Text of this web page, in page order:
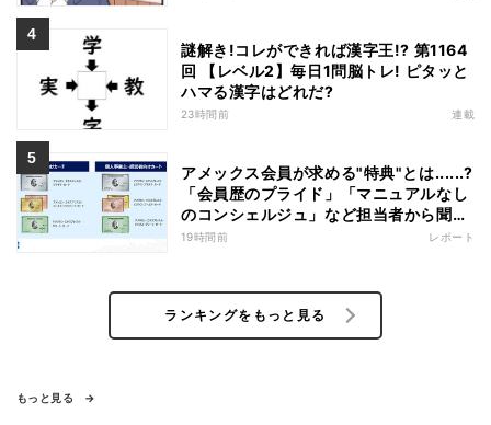
謎解き!コレができれば漢字王!? 第1164
回 【レベル2】毎日1問脳トレ! ピタッと
ハマる漢字はどれだ?
23時間前 連載
アメックス会員が求める"特典"とは......?
「会員歴のプライド」「マニュアルなし
のコンシェルジュ」など担当者から聞い
た"裏話"も
19時間前 レポート
ランキングをもっと見る
もっと見る